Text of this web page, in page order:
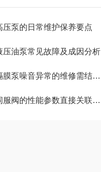
压泵的日常维护保养要点
压油泵常见故障及成因分析
异常的维修需结合其工作原理和常见故障点进行系统排查
阀的性能参数直接关联其适用领域